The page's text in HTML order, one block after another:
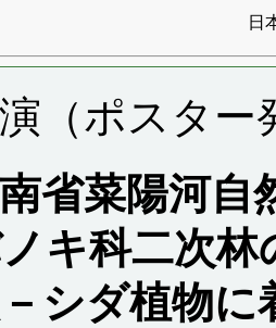
日
（ポスター
省菜陽河自
キ科二次
シダ植物に